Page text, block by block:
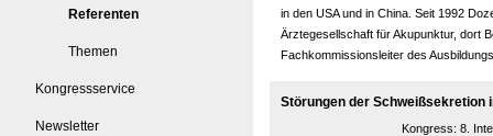
Referenten
Themen
Kongressservice
Newsletter
in den USA und in China. Seit 1992
Ärztegesellschaft für Akupunktur, dort
Fachkommissionsleiter des
Störungen der Schweißsekretion
Kongress: 8.